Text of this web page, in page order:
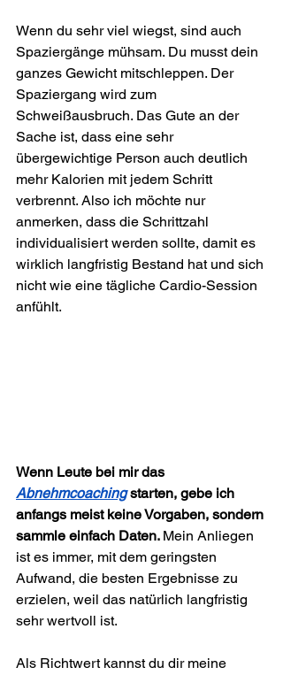
Wenn du sehr viel wiegst, sind auch
Spaziergänge mühsam. Du musst dein
ganzes Gewicht mitschleppen. Der
Spaziergang wird zum
Schweißausbruch. Das Gute an der
Sache ist, dass eine sehr
übergewichtige Person auch deutlich
mehr Kalorien mit jedem Schritt
verbrennt. Also ich möchte nur
anmerken, dass die Schrittzahl
individualisiert werden sollte, damit es
wirklich langfristig Bestand hat und sich
nicht wie eine tägliche Cardio-Session
anfühlt.
Wenn Leute bei mir das
Abnehmcoaching starten, gebe ich
anfangs meist keine Vorgaben, sondern
sammle einfach Daten. Mein Anliegen
ist es immer, mit dem geringsten
Aufwand, die besten Ergebnisse zu
erzielen, weil das natürlich langfristig
sehr wertvoll ist.
Als Richtwert kannst du dir meine